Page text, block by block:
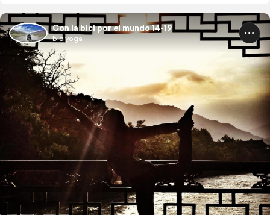
Con la bici por el mundo 14-19
biciyoga